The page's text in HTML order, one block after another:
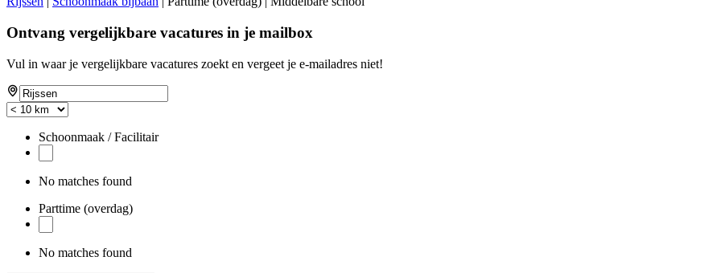
Ontvang vergelijkbare vacatures in je mailbox
Vul in waar je vergelijkbare vacatures zoekt en vergeet je e-mailadres niet!
If
you
are
human,
Schoonmaak / Facilitair
No matches found
Parttime (overdag)
No matches found